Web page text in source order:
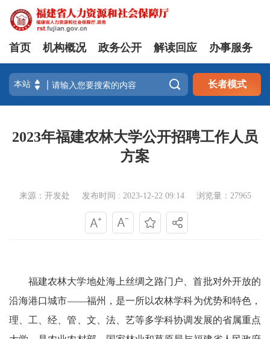
首页 机构概况 政务公开 解读回应 办事服务
 长者模式
2023年福建农林大学公开招聘工作人员
方案
来源：开发处 发布时间 : 2023-12-22 09:14 浏览量：27965
福建农林大学地处海上丝绸之路门户、首批对外开放的
沿海港口城市——福州，是一所以农林学科为优势和特色，
理、工、经、管、文、法、艺等多学科协调发展的省属重点